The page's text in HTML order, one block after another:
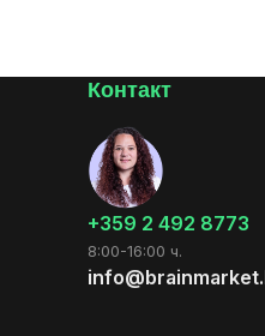
Контакт
+359 2 492 8773
8:00-16:00 ч.